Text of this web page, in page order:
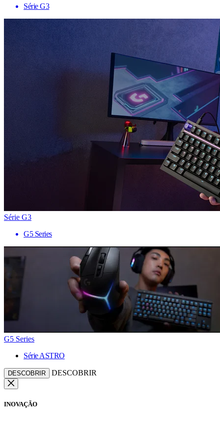
Série G3
Série G3
G5 Series
G5 Series
Série ASTRO
DESCOBRIR DESCOBRIR
INOVAÇÃO